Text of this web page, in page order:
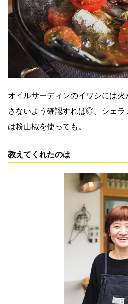
オイルサーディンのイワシには
さないよう確認すれば◎。シェラ
は粉山椒を使っても。
教えてくれたのは